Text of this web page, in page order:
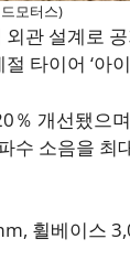
모터스)
관 설계로
타이어 ‘아
％ 개선됐으
수 소음을 최
휠베이스